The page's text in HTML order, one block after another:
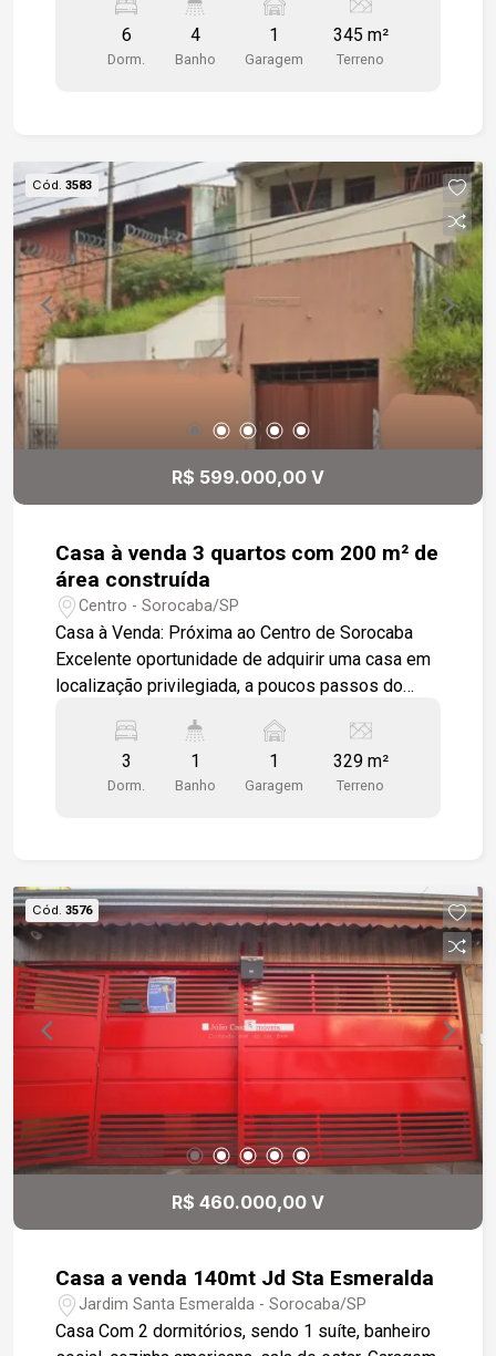
na frente Piso inferior 1 quarto 1 banheiro sala
cozinha Casa lateral (salão) 1 quarto 1 banheiro
carros. Excelente opção para moradia com renda,
aluguel ou investimento.
6
Dorm.
4
Banho
1
Garagem
345 m²
Terreno
Cód. 3583
R$ 599.000,00 V
Casa à venda 3 quartos com 200 m² de
área construída
Centro - Sorocaba/SP
Casa à Venda: Próxima ao Centro de Sorocaba
Excelente oportunidade de adquirir uma casa em
localização privilegiada, a poucos passos do
de comércios. O imóvel conta com 1 garagem
coberta no nível da rua e uma espaçosa varanda
na frente, ideal para momentos de lazer. Com
de despejo, lavanderia e um quintal que
proporciona espaço adicional. Esta propriedade é
perfeita para quem busca um local para
residência ou para montar um comércio. Não
perca essa oportunidade!
3
Dorm.
1
Banho
1
Garagem
329 m²
Terreno
Cód. 3576
R$ 460.000,00 V
Casa a venda 140mt Jd Sta Esmeralda
Jardim Santa Esmeralda - Sorocaba/SP
Casa Com 2 dormitórios, sendo 1 suíte, banheiro